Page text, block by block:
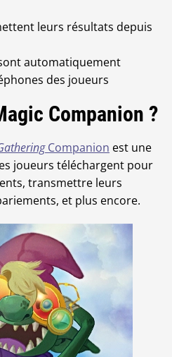
leurs résultats depuis
automatiquement
des joueurs
Companion ?
Companion est une
joueurs téléchargent pour
transmettre leurs
et plus encore.